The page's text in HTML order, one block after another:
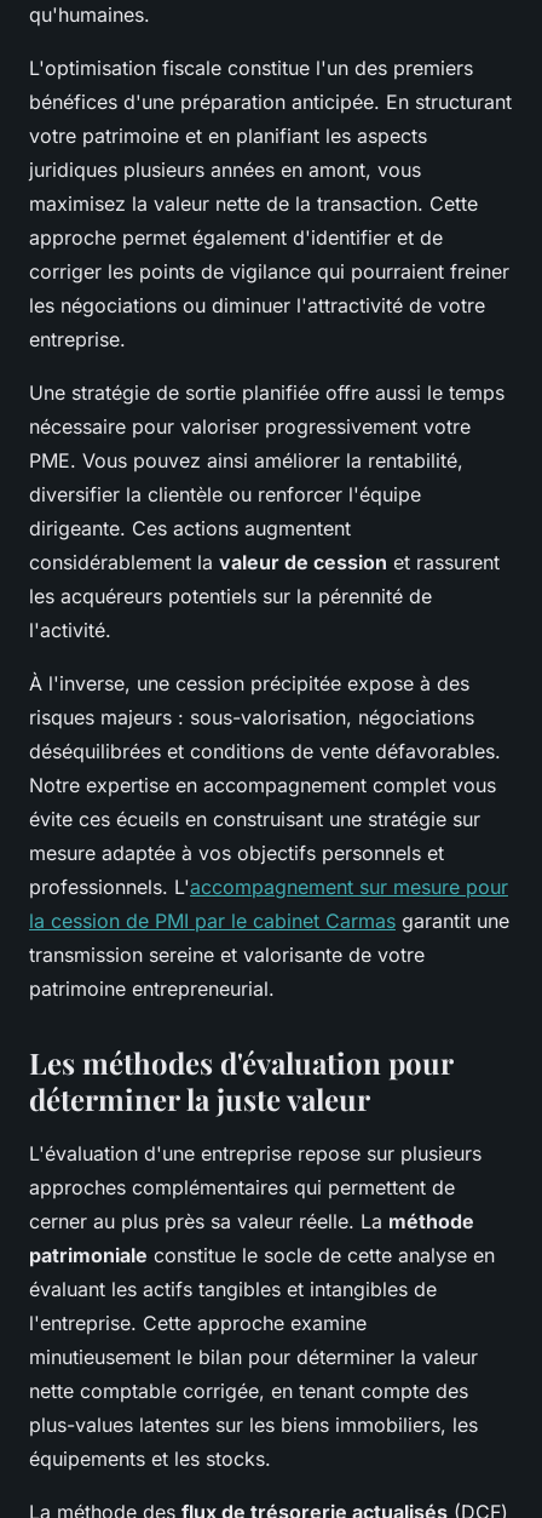
qu'humaines.
L'optimisation fiscale constitue l'un des premiers
bénéfices d'une préparation anticipée. En structurant
votre patrimoine et en planifiant les aspects
juridiques plusieurs années en amont, vous
maximisez la valeur nette de la transaction. Cette
approche permet également d'identifier et de
corriger les points de vigilance qui pourraient freiner
les négociations ou diminuer l'attractivité de votre
entreprise.
Une stratégie de sortie planifiée offre aussi le temps
nécessaire pour valoriser progressivement votre
PME. Vous pouvez ainsi améliorer la rentabilité,
diversifier la clientèle ou renforcer l'équipe
dirigeante. Ces actions augmentent
considérablement la valeur de cession et rassurent
les acquéreurs potentiels sur la pérennité de
l'activité.
À l'inverse, une cession précipitée expose à des
risques majeurs : sous-valorisation, négociations
déséquilibrées et conditions de vente défavorables.
Notre expertise en accompagnement complet vous
évite ces écueils en construisant une stratégie sur
mesure adaptée à vos objectifs personnels et
professionnels. L'accompagnement sur mesure pour
la cession de PMI par le cabinet Carmas garantit une
transmission sereine et valorisante de votre
patrimoine entrepreneurial.
Les méthodes d'évaluation pour
déterminer la juste valeur
L'évaluation d'une entreprise repose sur plusieurs
approches complémentaires qui permettent de
cerner au plus près sa valeur réelle. La méthode
patrimoniale constitue le socle de cette analyse en
évaluant les actifs tangibles et intangibles de
l'entreprise. Cette approche examine
minutieusement le bilan pour déterminer la valeur
nette comptable corrigée, en tenant compte des
plus-values latentes sur les biens immobiliers, les
équipements et les stocks.
La méthode des flux de trésorerie actualisés (DCF)